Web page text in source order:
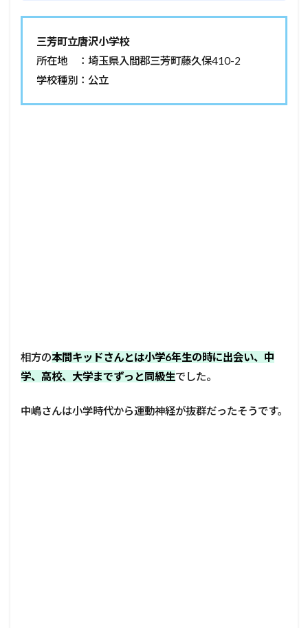
三芳町立唐沢小学校
所在地 ：埼玉県入間郡三芳町藤久保410-2
学校種別：公立
相方の本間キッドさんとは小学6年生の時に出会い、中
学、高校、大学までずっと同級生でした。
中嶋さんは小学時代から運動神経が抜群だったそうです。